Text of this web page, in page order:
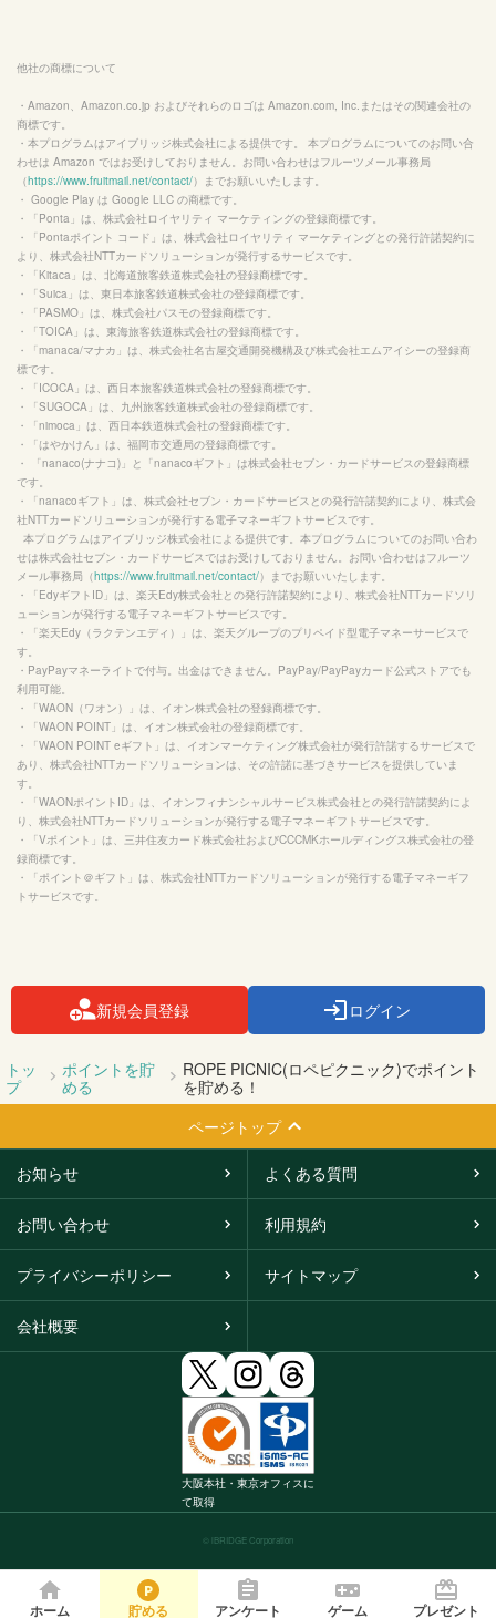
ホーム 貯める アンケート ゲーム プレゼント
他社の商標について
・Amazon、Amazon.co.jp およびそれらのロゴは Amazon.com, Inc.またはその関連会社の
商標です。
・本プログラムはアイブリッジ株式会社による提供です。 本プログラムについてのお問い合
わせは Amazon ではお受けしておりません。お問い合わせはフルーツメール事務局
（https://www.fruitmail.net/contact/）までお願いいたします。
・ Google Play は Google LLC の商標です。
・「Ponta」は、株式会社ロイヤリティ マーケティングの登録商標です。
・「Pontaポイント コード」は、株式会社ロイヤリティ マーケティングとの発行許諾契約に
より、株式会社NTTカードソリューションが発行するサービスです。
・「Kitaca」は、北海道旅客鉄道株式会社の登録商標です。
・「Suica」は、東日本旅客鉄道株式会社の登録商標です。
・「PASMO」は、株式会社パスモの登録商標です。
・「TOICA」は、東海旅客鉄道株式会社の登録商標です。
・「manaca/マナカ」は、株式会社名古屋交通開発機構及び株式会社エムアイシーの登録商
標です。
・「ICOCA」は、西日本旅客鉄道株式会社の登録商標です。
・「SUGOCA」は、九州旅客鉄道株式会社の登録商標です。
・「nimoca」は、西日本鉄道株式会社の登録商標です。
・「はやかけん」は、福岡市交通局の登録商標です。
・ 「nanaco(ナナコ)」と「nanacoギフト」は株式会社セブン・カードサービスの登録商標
です。
・「nanacoギフト」は、株式会社セブン・カードサービスとの発行許諾契約により、株式会
社NTTカードソリューションが発行する電子マネーギフトサービスです。
せは株式会社セブン・カードサービスではお受けしておりません。お問い合わせはフルーツ
メール事務局（https://www.fruitmail.net/contact/）までお願いいたします。
・「EdyギフトID」は、楽天Edy株式会社との発行許諾契約により、株式会社NTTカードソリ
ューションが発行する電子マネーギフトサービスです。
・「楽天Edy（ラクテンエディ）」は、楽天グループのプリペイド型電子マネーサービスで
す。
・PayPayマネーライトで付与。出金はできません。PayPay/PayPayカード公式ストアでも
利用可能。
・「WAON（ワオン）」は、イオン株式会社の登録商標です。
・「WAON POINT」は、イオン株式会社の登録商標です。
・「WAON POINT eギフト」は、イオンマーケティング株式会社が発行許諾するサービスで
あり、株式会社NTTカードソリューションは、その許諾に基づきサービスを提供していま
す。
・「WAONポイントID」は、イオンフィナンシャルサービス株式会社との発行許諾契約によ
り、株式会社NTTカードソリューションが発行する電子マネーギフトサービスです。
・「Vポイント」は、三井住友カード株式会社およびCCCMKホールディングス株式会社の登
録商標です。
・「ポイント＠ギフト」は、株式会社NTTカードソリューションが発行する電子マネーギフ
トサービスです。
新規会員登録 ログイン
トッ
プ
ポイントを貯
める
ROPE PICNIC(ロペピクニック)でポイント
を貯める！
ページトップ
お知らせ よくある質問
お問い合わせ 利用規約
プライバシーポリシー サイトマップ
会社概要
大阪本社・東京オフィスに
て取得
© iBRIDGE Corporation